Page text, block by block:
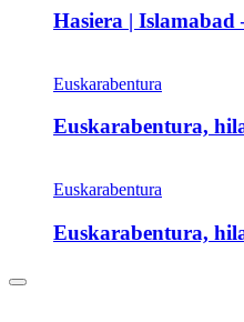
Hasiera | Islamabad
Euskarabentura
Euskarabentura,
Euskarabentura
Euskarabentura,